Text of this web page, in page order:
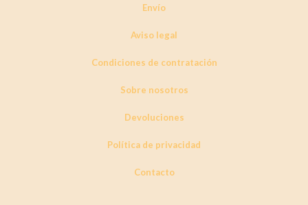
Envío
Aviso legal
Condiciones de contratación
Sobre nosotros
Devoluciones
Política de privacidad
Contacto